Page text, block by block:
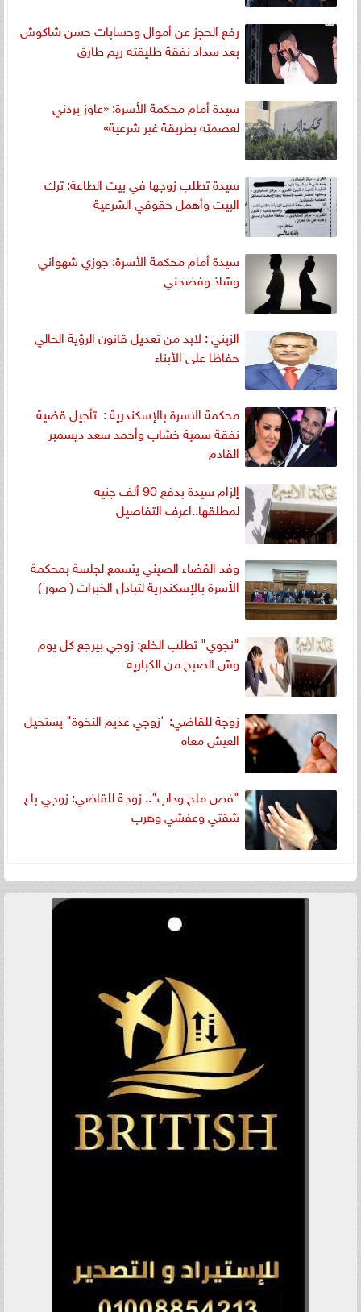
رفع الحجز عن أموال وحسابات حسن شاكوش
بعد سداد نفقة طليقته ريم طارق
سيدة أمام محكمة الأسرة: «عاوز يردني
لعصمته بطريقة غير شرعية»
سيدة تطلب زوجها في بيت الطاعة: ترك
البيت وأهمل حقوقي الشرعية
سيدة أمام محكمة الأسرة: جوزي شهواني
وشاذ وفضحني
الزيني : لابد من تعديل قانون الرؤية الحالي
حفاظا على الأبناء
محكمة الاسرة بالإسكندرية : تأجيل قضية
نفقة سمية خشاب وأحمد سعد ديسمبر
القادم
إلزام سيدة بدفع 90 ألف جنيه
لمطلقها..اعرف التفاصيل
وفد القضاء الصيني يتسمع لجلسة بمحكمة
الأسرة بالإسكندرية لتبادل الخبرات ( صور )
"نجوي" تطلب الخلع: زوجي بيرجع كل يوم
وش الصبح من الكباريه
زوجة للقاضي: "زوجي عديم النخوة" يستحيل
العيش معاه
"فص ملح وداب".. زوجة للقاضي: زوجي باع
شقتي وعفشي وهرب